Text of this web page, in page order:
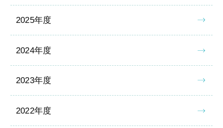
2025年度
2024年度
2023年度
2022年度